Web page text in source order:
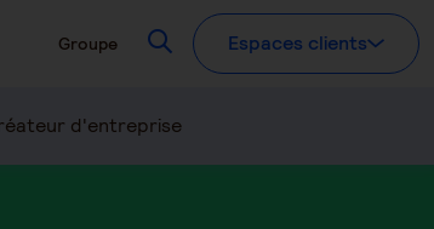
Groupe RecherchezEspaces clients
d'entreprise